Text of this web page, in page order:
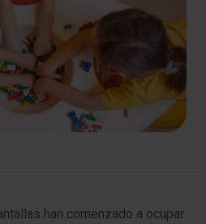
han comenzado a ocupar